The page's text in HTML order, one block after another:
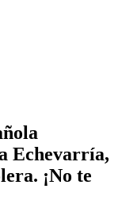
Echevarría,
¡No te